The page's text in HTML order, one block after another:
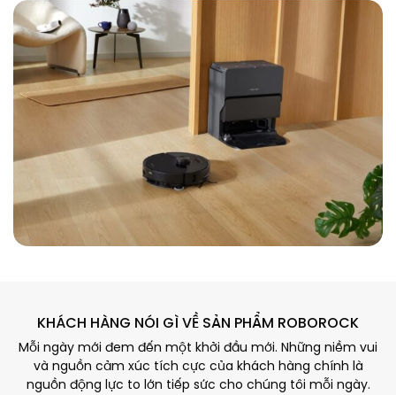
KHÁCH HÀNG NÓI GÌ VỀ SẢN PHẨM ROBOROCK
Mỗi ngày mới đem đến một khởi đầu mới. Những niềm vui
và nguồn cảm xúc tích cực của khách hàng chính là
nguồn động lực to lớn tiếp sức cho chúng tôi mỗi ngày.